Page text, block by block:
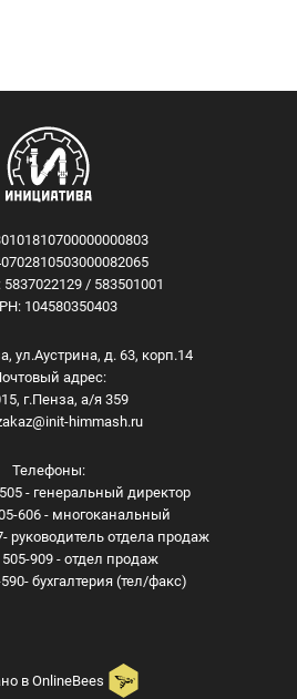
/ 583501001
104580350403
ул.Аустрина, д. 63, корп.14
адрес:
г.Пенза, а/я 359
himmash.ru
Телефоны:
- генеральный директор
606 - многоканальный
руководитель отдела продаж
909 - отдел продаж
бухгалтерия (тел/факс)
вOnlineBees